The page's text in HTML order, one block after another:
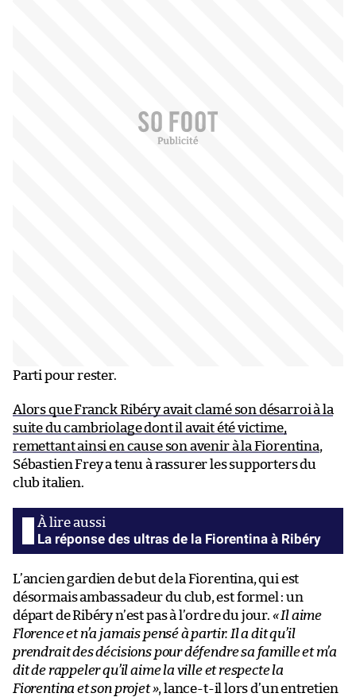
Parti pour rester.
Alors que Franck Ribéry avait clamé son désarroi à la
suite du cambriolage dont il avait été victime,
remettant ainsi en cause son avenir à la Fiorentina,
Sébastien Frey a tenu à rassurer les supporters du
club italien.
La réponse des ultras de la Fiorentina à Ribéry
L’ancien gardien de but de la Fiorentina, qui est
désormais ambassadeur du club, est formel : un
départ de Ribéry n’est pas à l’ordre du jour. « Il aime
Florence et n’a jamais pensé à partir. Il a dit qu’il
prendrait des décisions pour défendre sa famille et m’a
dit de rappeler qu’il aime la ville et respecte la
Fiorentina et son projet », lance-t-il lors d’un entretien